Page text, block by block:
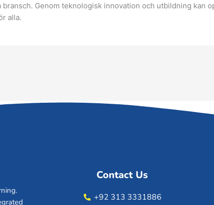
Genom teknologisk innovation och utbildning kan
alla.
Contact Us
+92 313 3331886